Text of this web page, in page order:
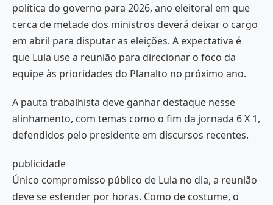
política do governo para 2026, ano eleitoral em que
cerca de metade dos ministros deverá deixar o cargo
em abril para disputar as eleições. A expectativa é
que Lula use a reunião para direcionar o foco da
equipe às prioridades do Planalto no próximo ano.
A pauta trabalhista deve ganhar destaque nesse
alinhamento, com temas como o fim da jornada 6 X 1,
defendidos pelo presidente em discursos recentes.
publicidade
Único compromisso público de Lula no dia, a reunião
deve se estender por horas. Como de costume, o